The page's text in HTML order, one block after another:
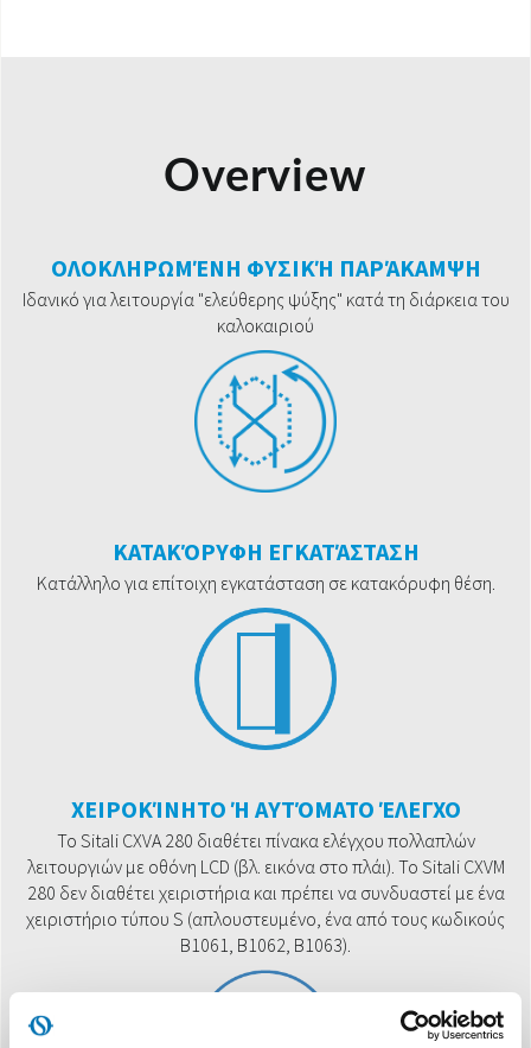
Overview
ΟΛΟΚΛΗΡΩΜΈΝΗ ΦΥΣΙΚΉ ΠΑΡΆΚΑΜΨΗ
Ιδανικό για λειτουργία "ελεύθερης ψύξης" κατά τη διάρκεια του
καλοκαιριού
ΚΑΤΑΚΌΡΥΦΗ ΕΓΚΑΤΆΣΤΑΣΗ
Κατάλληλο για επίτοιχη εγκατάσταση σε κατακόρυφη θέση.
ΧΕΙΡΟΚΊΝΗΤΟ Ή ΑΥΤΌΜΑΤΟ ΈΛΕΓΧΟ
Το Sitali CXVA 280 διαθέτει πίνακα ελέγχου πολλαπλών
λειτουργιών με οθόνη LCD (βλ. εικόνα στο πλάι). Το Sitali CXVM
280 δεν διαθέτει χειριστήρια και πρέπει να συνδυαστεί με ένα
χειριστήριο τύπου S (απλουστευμένο, ένα από τους κωδικούς
B1061, B1062, B1063).